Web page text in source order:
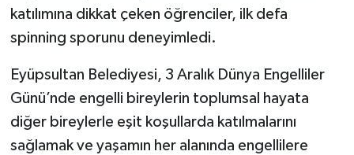
katılımına dikkat çeken öğrenciler, ilk defa
spinning sporunu deneyimledi.
Eyüpsultan Belediyesi, 3 Aralık Dünya Engelliler
Günü’nde engelli bireylerin toplumsal hayata
diğer bireylerle eşit koşullarda katılmalarını
sağlamak ve yaşamın her alanında engellilere
TİCARET
YAŞAM